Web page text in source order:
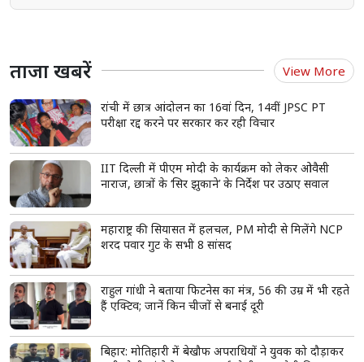
ताजा खबरें View More
रांची में छात्र आंदोलन का 16वां दिन, 14वीं JPSC PT
परीक्षा रद्द करने पर सरकार कर रही विचार
IIT दिल्ली में पीएम मोदी के कार्यक्रम को लेकर ओवैसी
नाराज, छात्रों के ‘सिर झुकाने’ के निर्देश पर उठाए सवाल
महाराष्ट्र की सियासत में हलचल, PM मोदी से मिलेंगे NCP
शरद पवार गुट के सभी 8 सांसद
राहुल गांधी ने बताया फिटनेस का मंत्र, 56 की उम्र में भी रहते
हैं एक्टिव; जानें किन चीजों से बनाई दूरी
बिहार: मोतिहारी में बेखौफ अपराधियों ने युवक को दौड़ाकर